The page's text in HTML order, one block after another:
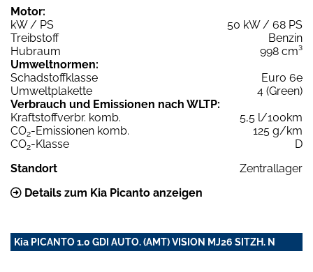
Motor:
kW / PS
50 kW / 68 PS
Treibstoff
Benzin
Hubraum
998 cm³
Umweltnormen:
Schadstoffklasse
Euro 6e
Umweltplakette
4 (Green)
Verbrauch und Emissionen nach WLTP:
Kraftstoffverbr. komb.
5,5 l/100km
CO2-Emissionen komb.
125 g/km
CO2-Klasse
D
Standort
Zentrallager
Details zum Kia Picanto anzeigen
Kia PICANTO 1.0 GDI AUTO. (AMT) VISION MJ26 SITZH. N